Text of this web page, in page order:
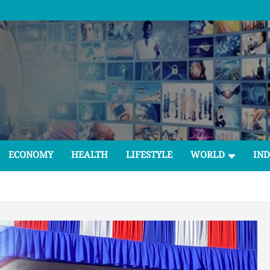
ECONOMY HEALTH LIFESTYLE WORLD